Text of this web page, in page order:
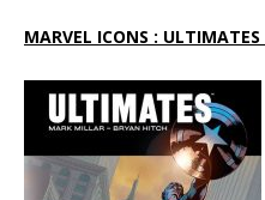
MARVEL ICONS :